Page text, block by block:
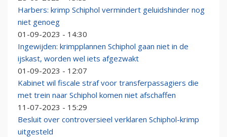
Harbers: krimp Schiphol vermindert geluidshinder nog
niet genoeg
01-09-2023 - 14:30
Ingewijden: krimpplannen Schiphol gaan niet in de
ijskast, worden wel iets afgezwakt
01-09-2023 - 12:07
Kabinet wil fiscale straf voor transferpassagiers die
met trein naar Schiphol komen niet afschaffen
11-07-2023 - 15:29
Besluit over controversieel verklaren Schiphol-krimp
uitgesteld